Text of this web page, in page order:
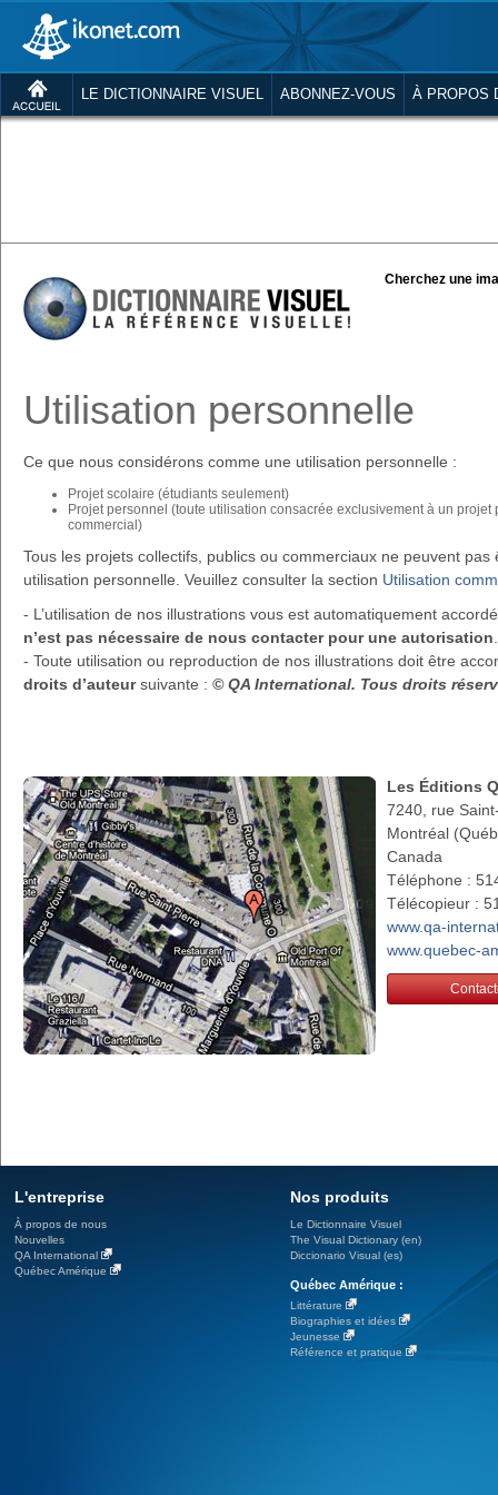
LE DICTIONNAIRE VISUEL ABONNEZ-VOUS À PROPOS
Cherchez une
Utilisation personnelle
Ce que nous considérons comme une utilisation personnelle :
Projet scolaire (étudiants seulement)
Projet personnel (toute utilisation consacrée exclusivement à un
commercial)
Tous les projets collectifs, publics ou commerciaux ne peuvent
utilisation personnelle. Veuillez consulter la section Utilisation
- L’utilisation de nos illustrations vous est automatiquement
n’est pas nécessaire de nous contacter pour une autorisation
- Toute utilisation ou reproduction de nos illustrations doit être
droits d’auteursuivante : © QA International. Tous droits
Les Éditions
7240, rue
Montréal
Canada
Téléphone :
Télécopieur :
www.qa-
www.quebec-
L'entreprise
À propos de nous
Nouvelles
QA International
Québec Amérique
Nos produits
Le Dictionnaire Visuel
The Visual Dictionary (en)
Diccionario Visual (es)
Québec Amérique :
Littérature
Biographies et idées
Jeunesse
Référence et pratique